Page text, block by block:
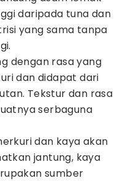
daripada tuna dan
yang sama tanpa
dengan rasa yang
dan didapat dari
Tekstur dan rasa
serbaguna
dan kaya akan
jantung, kaya
sumber